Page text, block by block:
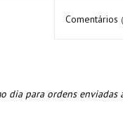
Comentários
dia para ordens